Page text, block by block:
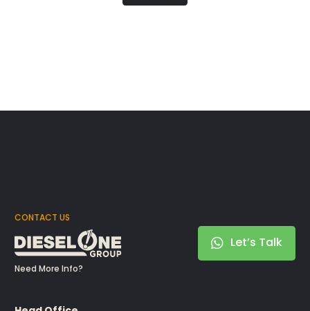
CONTACT US
Need More Info?
Let’s Talk